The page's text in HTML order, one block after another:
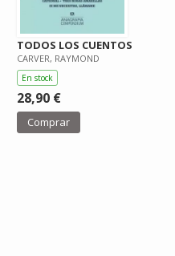
TODOS LOS CUENTOS
CARVER, RAYMOND
En stock
28,90 €
Comprar